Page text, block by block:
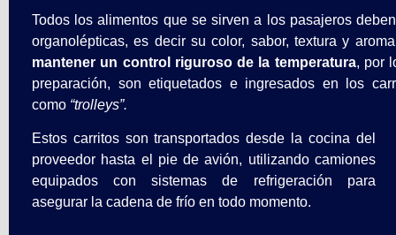
Todos los alimentos que se sirven a los pasajeros
organolépticas, es decir su color, sabor, textura y
mantener un control riguroso de la temperatura, por
preparación, son etiquetados e ingresados en los
como “trolleys”.
Estos carritos son transportados desde la cocina del
proveedor hasta el pie de avión, utilizando camiones
equipados con sistemas de refrigeración para
asegurar la cadena de frío en todo momento.